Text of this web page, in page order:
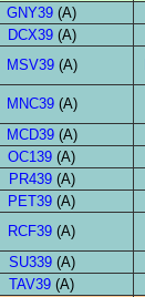
GNY39 (A)
DCX39(A)
MSV39(A)
MNC39(A)
MCD39(A)
OC139 (A)
PR439(A)
PET39 (A)
RCF39 (A)
SU339(A)
TAV39 (A)